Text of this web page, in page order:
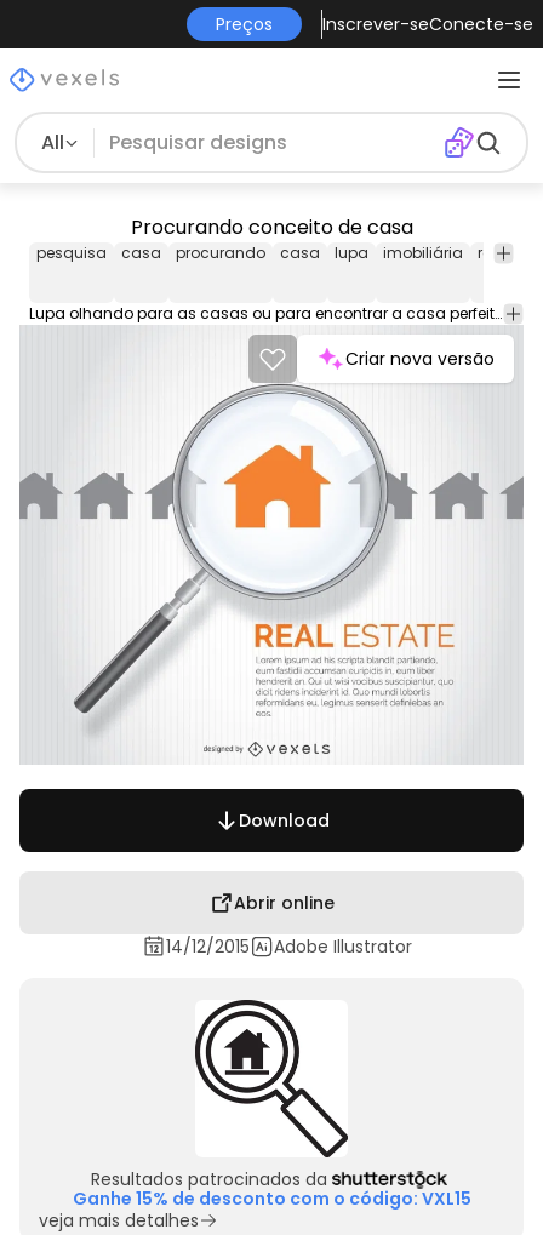
Preços Inscrever-seConecte-se
All
Procurando conceito de casa
pesquisa casa procurando casa lupa imobiliária real
Lupa olhando para as casas ou para encontrar a casa perfeita. conceito gráfico claro e direto ao ponto. JPG de alta qualidade incluído. Sob Creative Commons 4.0. Licença de atribuição.
Criar nova versão
Download
Abrir online
14/12/2015
Adobe Illustrator
Resultados patrocinados da
Ganhe 15% de desconto com o código: VXL15
veja mais detalhes